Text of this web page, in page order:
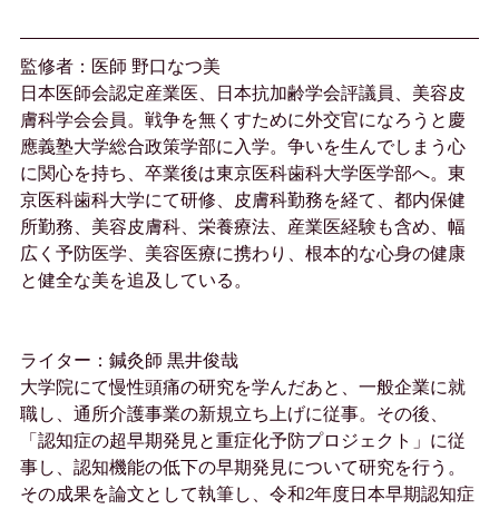
監修者：医師 野口なつ美
日本医師会認定産業医、日本抗加齢学会評議員、美容皮
膚科学会会員。戦争を無くすために外交官になろうと慶
應義塾大学総合政策学部に入学。争いを生んでしまう心
に関心を持ち、卒業後は東京医科歯科大学医学部へ。東
京医科歯科大学にて研修、皮膚科勤務を経て、都内保健
所勤務、美容皮膚科、栄養療法、産業医経験も含め、幅
広く予防医学、美容医療に携わり、根本的な心身の健康
と健全な美を追及している。
ライター：鍼灸師 黒井俊哉
大学院にて慢性頭痛の研究を学んだあと、一般企業に就
職し、通所介護事業の新規立ち上げに従事。その後、
「認知症の超早期発見と重症化予防プロジェクト」に従
事し、認知機能の低下の早期発見について研究を行う。
その成果を論文として執筆し、令和2年度日本早期認知症